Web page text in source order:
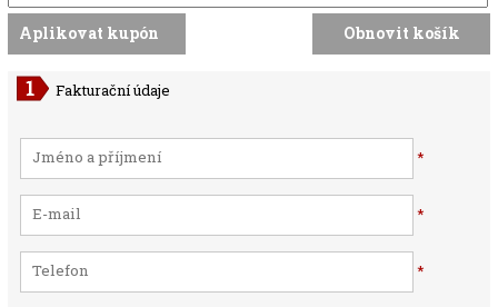
Fakturační údaje
*
*
*